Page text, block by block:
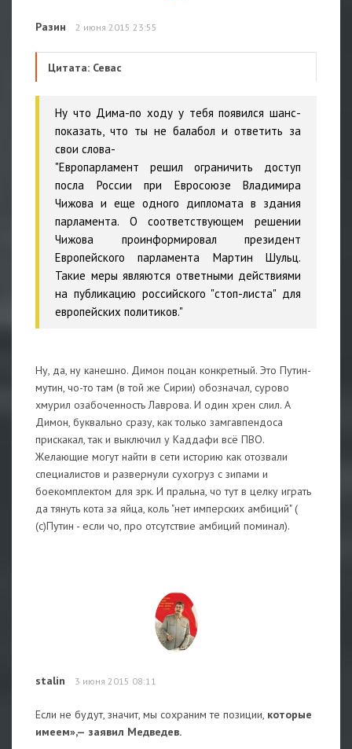
Разин 2 июня 2015 23:55
Цитата: Севас
Ну что Дима-по ходу у тебя появился шанс-
показать, что ты не балабол и ответить за
свои слова-
"Европарламент решил ограничить доступ
посла России при Евросоюзе Владимира
Чижова и еще одного дипломата в здания
парламента. О соответствующем решении
Чижова проинформировал президент
Европейского парламента Мартин Шульц.
Такие меры являются ответными действиями
на публикацию российского "стоп-листа" для
европейских политиков."
Ну, да, ну канешно. Димон поцан конкретный. Это Путин-
мутин, чо-то там (в той же Сирии) обозначал, сурово
хмурил озабоченность Лаврова. И один хрен слил. А
Димон, буквально сразу, как только замгавпендоса
прискакал, так и выключил у Каддафи всё ПВО.
Желающие могут найти в сети историю как отозвали
специалистов и развернули сухогруз с зипами и
боекомплектом для зрк. И пральна, чо тут в целку играть
да тянуть кота за яйца, коль "нет имперских амбиций" (
(с)Путин - если чо, про отсутствие амбиций поминал).
stalin 3 июня 2015 08:11
Если не будут, значит, мы сохраним те позиции, которые
имеем»,— заявил Медведев.